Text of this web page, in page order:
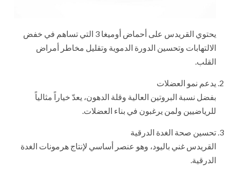
يحتوي القريدس على أحماض أوميغا 3 التي تساهم في خفض
الالتهابات وتحسين الدورة الدموية وتقليل مخاطر أمراض
القلب.
يدعم نمو العضلات
بفضل نسبة البروتين العالية وقلة الدهون، يعدّ خياراً مثالياً
للرياضيين ولمن يرغبون في بناء العضلات.
تحسين صحة الغدة الدرقية
القريدس غني باليود، وهو عنصر أساسي لإنتاج هرمونات الغدة
الدرقية.